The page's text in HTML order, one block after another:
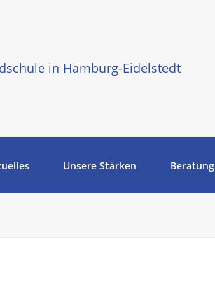
Unsere Stärken Beratung